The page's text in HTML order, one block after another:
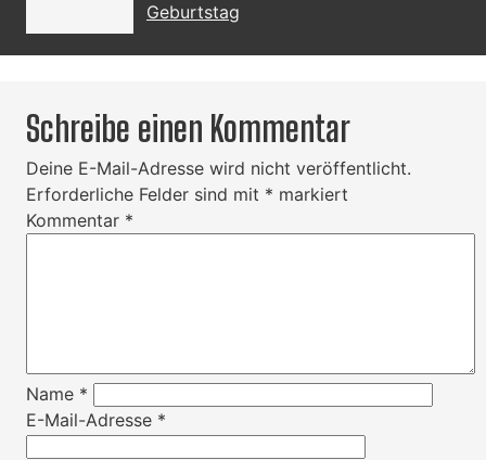
Geburtstag
Schreibe einen Kommentar
Deine E-Mail-Adresse wird nicht veröffentlicht.
Erforderliche Felder sind mit * markiert
Kommentar *
Name *
E-Mail-Adresse *